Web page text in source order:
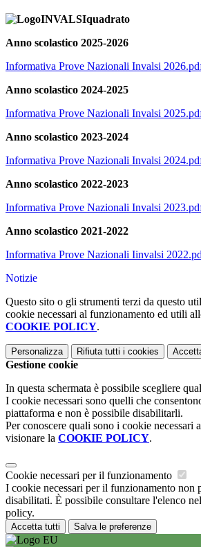
Anno scolastico 2025-2026
Informativa Prove Nazionali Invalsi
Anno scolastico 2024-2025
Informativa Prove Nazionali Invalsi
Anno scolastico 2023-2024
Informativa Prove Nazionali Invalsi
Anno scolastico 2022-2023
Informativa Prove Nazionali Invalsi
Anno scolastico 2021-2022
Informativa Prove Nazionali Iinvalsi
Notizie
Questo sito o gli strumenti terzi da questo
cookie necessari al funzionamento ed utili
COOKIE POLICY.
Personalizza Rifiuta tutti i cookies
Gestione cookie
In questa schermata è possibile scegliere
I cookie necessari sono quelli che
piattaforma e non è possibile disabilitarli.
Per conoscere quali sono i cookie necessari
visionare la COOKIE POLICY.
Cookie necessari per il funzionamento
I cookie necessari per il funzionamento non
disabilitati. È possibile consultare l'elenco
policy.
Accetta tutti Salva le preferenze